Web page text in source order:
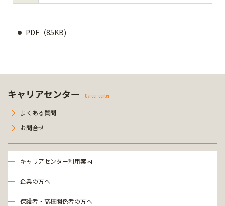
PDF（85KB)
キャリアセンター Career center
よくある質問
お問合せ
キャリアセンター利用案内
企業の方へ
保護者・高校関係者の方へ